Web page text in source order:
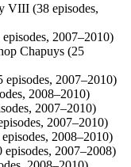
VIII (38 episodes,
2007–2010)
Chapuys (25
episodes, 2007–2010)
2008–2010)
2007–2010)
2007–2010)
2008–2010)
2007–2008)